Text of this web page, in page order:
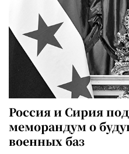
Россия и Сирия
меморандум о
военных баз